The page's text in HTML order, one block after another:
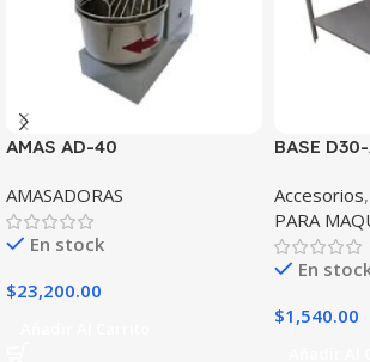
AMAS AD-40
AMASADORAS
En stock
$23,200.00
BASE
Accesorios,
PARA
En
$1,540.00